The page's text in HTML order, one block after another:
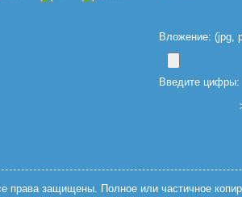
Вложение: (jpg,
Введите цифры:
права защищены. Полное или частичное